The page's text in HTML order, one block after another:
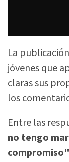
La
jóvenes que
claras sus
los
Entre las
no tengo
compromiso"